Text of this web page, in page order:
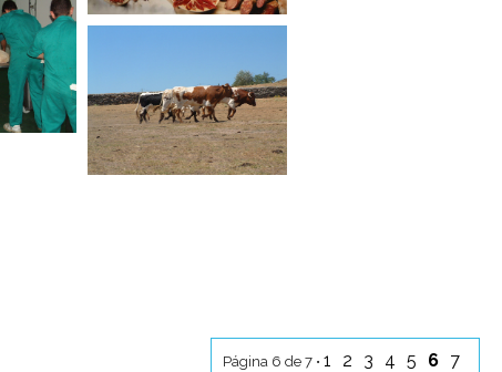
Página 6 de 7 • 1 2 3 4 5 6 7